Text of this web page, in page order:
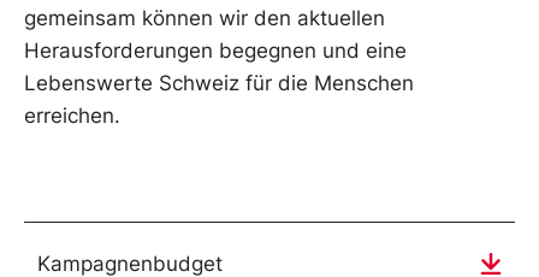
gemeinsam können wir den aktuellen
Herausforderungen begegnen und eine
Lebenswerte Schweiz für die Menschen
erreichen.
Kampagnenbudget